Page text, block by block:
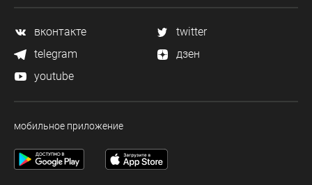
вконтакте
twitter
telegram
дзен
youtube
мобильное приложение